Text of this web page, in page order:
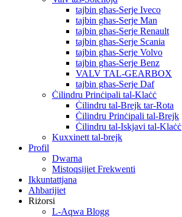
tajbin għas-Serje Iveco
tajbin għas-Serje Man
tajbin għas-Serje Renault
tajbin għas-Serje Scania
tajbin għas-Serje Volvo
tajbin għas-Serje Benz
VALV TAL-GEARBOX
tajbin għas-Serje Daf
Ċilindru Prinċipali tal-Klaċċ
Ċilindru tal-Brejk tar-Rota
Ċilindru Prinċipali tal-Brejk
Ċilindru tal-Iskjavi tal-Klaċċ
Kuxxinett tal-brejk
Profil
Dwarna
Mistoqsijiet Frekwenti
Ikkuntattjana
Aħbarijiet
Riżorsi
L-Aqwa Blogg